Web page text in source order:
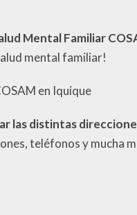
Mental Familiar
mental familiar!
las distintas
teléfonos y mucha